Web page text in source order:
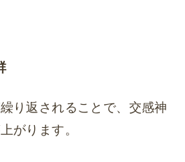
り返されることで、交感神
がります。